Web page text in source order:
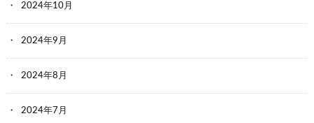
2024年10月
2024年9月
2024年8月
2024年7月